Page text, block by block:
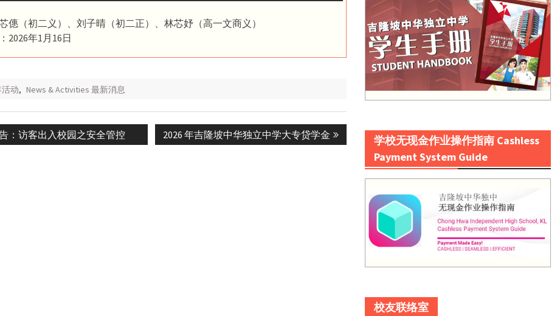
僡（初二义）、刘子晴（初二正）、林芯妤（高一文商义）
2026年1月16日
活动, News & Activities 最新消息
：访客出入校园之安全管控
Next
post:
2026 年吉隆坡中华独立中学大专贷学金
学校无现金作业操作指南 Cashless
Payment System Guide
校友联络室